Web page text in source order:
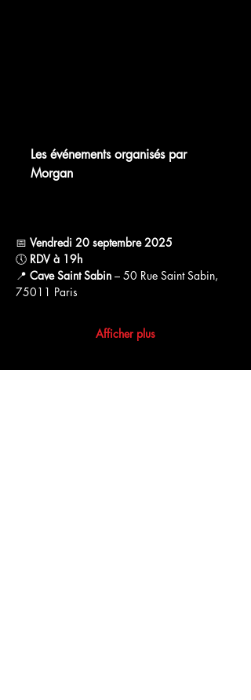
Les événements organisés par
Morgan
📅 Vendredi 20 septembre 2025
🕔 RDV à 19h
📍 Cave Saint Sabin – 50 Rue Saint Sabin,
75011 Paris
Afficher plus